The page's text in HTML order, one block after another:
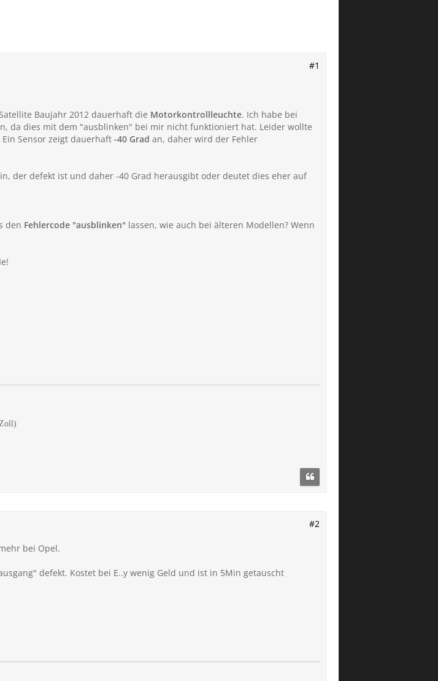
#1
Baujahr 2012 dauerhaft die Motorkontrollleuchte. Ich habe bei
da dies mit dem "ausblinken" bei mir nicht funktioniert hat. Leider wollte
Sensor zeigt dauerhaft -40 Grad an, daher wird der Fehler
der defekt ist und daher -40 Grad herausgibt oder deutet dies eher auf
den Fehlercode "ausblinken" lassen, wie auch bei älteren Modellen? Wenn
#2
bei Opel.
defekt. Kostet bei E..y wenig Geld und ist in 5Min getauscht